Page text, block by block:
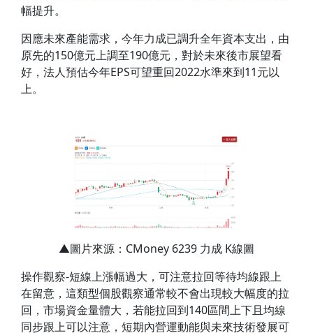
幅提升。
因應未來產能需求，今年力成已調升全年資本支出，由
原先的150億元上調至190億元，對於未來後市展望看
好，法人預估今年EPS可望重回2022水準來到11元以
上。
▲圖片來源：CMoney 6239 力成 K線圖
操作觀察-短線上漲幅過大，可注意拉回等待均線跟上
在留意，這類型個股觀察通常較不會出現較大幅度的拉
回，市場資金量體大，若能拉回到140區間上下且均線
同步跟上可以注意，短期內營運動能與未來技術發展可